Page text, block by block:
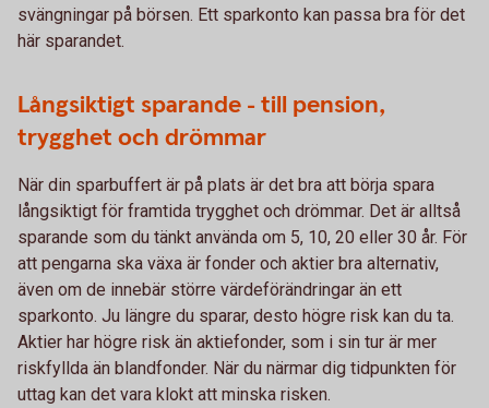
svängningar på börsen. Ett sparkonto kan passa bra för det
här sparandet.
Långsiktigt sparande - till pension,
trygghet och drömmar
När din sparbuffert är på plats är det bra att börja spara
långsiktigt för framtida trygghet och drömmar. Det är alltså
sparande som du tänkt använda om 5, 10, 20 eller 30 år. För
att pengarna ska växa är fonder och aktier bra alternativ,
även om de innebär större värdeförändringar än ett
sparkonto. Ju längre du sparar, desto högre risk kan du ta.
Aktier har högre risk än aktiefonder, som i sin tur är mer
riskfyllda än blandfonder. När du närmar dig tidpunkten för
uttag kan det vara klokt att minska risken.